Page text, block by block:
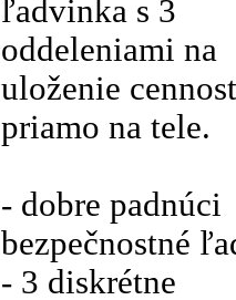
ľadvinka s 3
oddeleniami na
uloženie
priamo na tele.
- dobre padnúci
bezpečnostné
- 3 diskrétne